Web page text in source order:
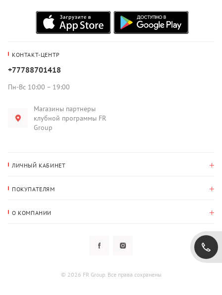
КОНТАКТ-ЦЕНТР
+77788701418
Пн-Вс 10:00 – 19:00
Магазины партнеры
клубной программы FR
Group
ЛИЧНЫЙ КАБИНЕТ
Адрес для доставки
ПОКУПАТЕЛЯМ
О КОМПАНИИ
Политика конфиденциальности
Пользовательское соглашение© 2026 FR Group. Все права сохранены